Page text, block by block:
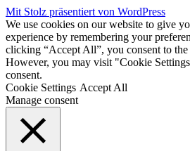
Mit Stolz präsentiert von WordPress
We use cookies on our website to give
experience by remembering your
clicking “Accept All”, you consent to
However, you may visit "Cookie
consent.
Cookie Settings Accept All
Manage consent